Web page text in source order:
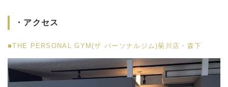
・アクセス
■THE PERSONAL GYM(ザ パーソナルジム)菊川店 ・森下